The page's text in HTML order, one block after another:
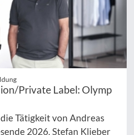
Private Label: Olymp
Tätigkeit von Andreas
2026. Stefan Klieber